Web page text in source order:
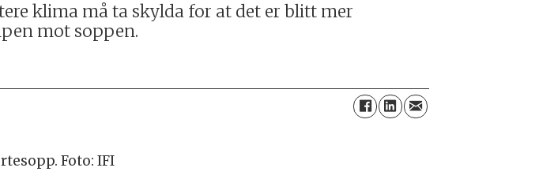
klima må ta skylda for at det er blitt mer
mot soppen.
Foto: IFI